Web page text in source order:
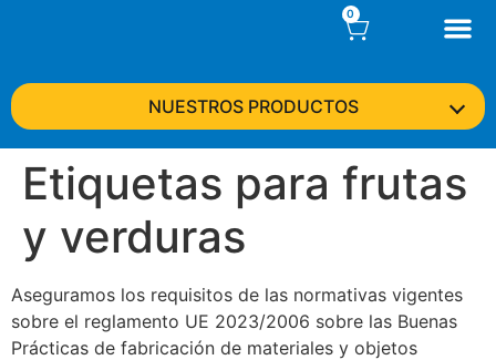
0
NUESTROS PRODUCTOS
Etiquetas para frutas
y verduras
Aseguramos los requisitos de las normativas vigentes
sobre el reglamento UE 2023/2006 sobre las Buenas
Prácticas de fabricación de materiales y objetos